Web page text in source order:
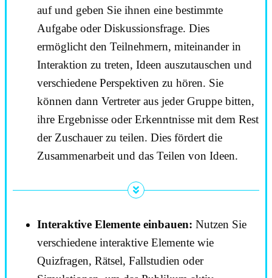
auf und geben Sie ihnen eine bestimmte
Aufgabe oder Diskussionsfrage. Dies
ermöglicht den Teilnehmern, miteinander in
Interaktion zu treten, Ideen auszutauschen und
verschiedene Perspektiven zu hören. Sie
können dann Vertreter aus jeder Gruppe bitten,
ihre Ergebnisse oder Erkenntnisse mit dem Rest
der Zuschauer zu teilen. Dies fördert die
Zusammenarbeit und das Teilen von Ideen.
Interaktive Elemente einbauen: Nutzen Sie
verschiedene interaktive Elemente wie
Quizfragen, Rätsel, Fallstudien oder